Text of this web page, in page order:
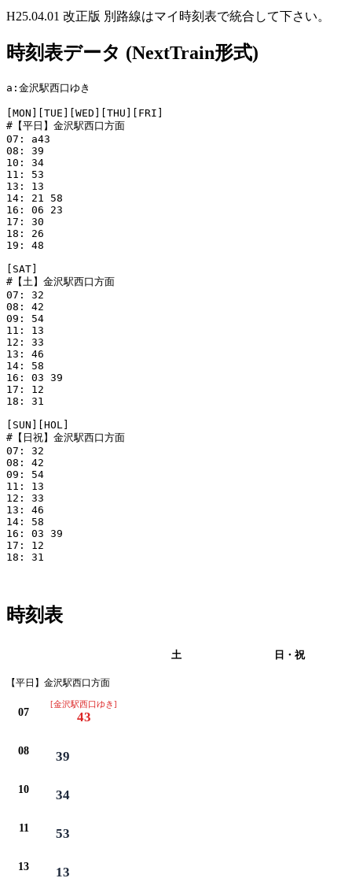
H25.04.01 改正版 別路線はマイ時刻表で統合して下さい。
時刻表データ (NextTrain形式)
a:金沢駅西口ゆき
[MON][TUE][WED][THU][FRI]
#【平日】金沢駅西口方面
07: a43
08: 39
10: 34
11: 53
13: 13
14: 21 58
16: 06 23
17: 30
18: 26
19: 48
[SAT]
#【土】金沢駅西口方面
07: 32
08: 42
09: 54
11: 13
12: 33
13: 46
14: 58
16: 03 39
17: 12
18: 31
[SUN][HOL]
#【日祝】金沢駅西口方面
07: 32
08: 42
09: 54
11: 13
12: 33
13: 46
14: 58
16: 03 39
17: 12
18: 31
時刻表
土 日・祝
【平日】金沢駅西口方面
07
[金沢駅西口ゆき]
43
08 39
10 34
11 53
13 13